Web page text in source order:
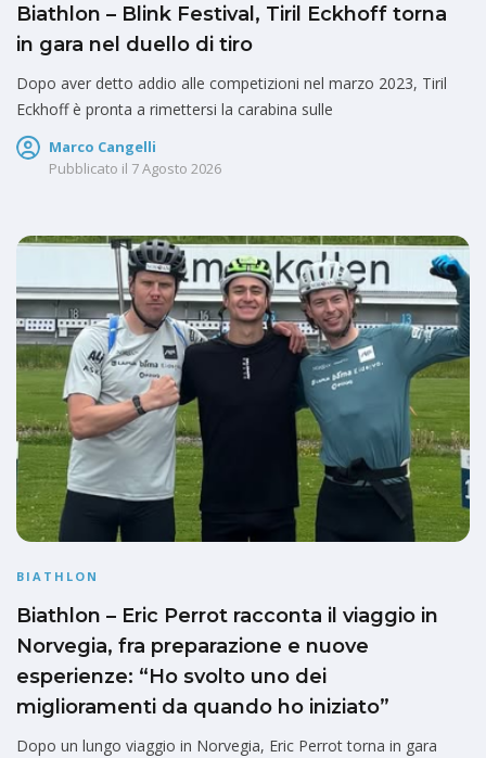
Biathlon – Blink Festival, Tiril Eckhoff torna
in gara nel duello di tiro
Dopo aver detto addio alle competizioni nel marzo 2023, Tiril
Eckhoff è pronta a rimettersi la carabina sulle
Marco Cangelli
Pubblicato il 7 Agosto 2026
BIATHLON
Biathlon – Eric Perrot racconta il viaggio in
Norvegia, fra preparazione e nuove
esperienze: “Ho svolto uno dei
miglioramenti da quando ho iniziato”
Dopo un lungo viaggio in Norvegia, Eric Perrot torna in gara